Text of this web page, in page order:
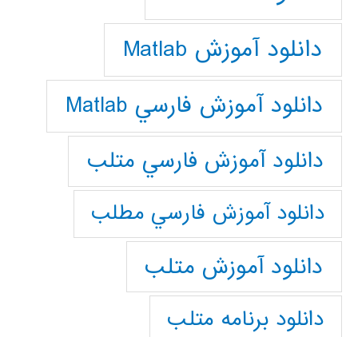
دانلود آموزش Matlab
دانلود آموزش فارسي Matlab
دانلود آموزش فارسي متلب
دانلود آموزش فارسي مطلب
دانلود آموزش متلب
دانلود برنامه متلب